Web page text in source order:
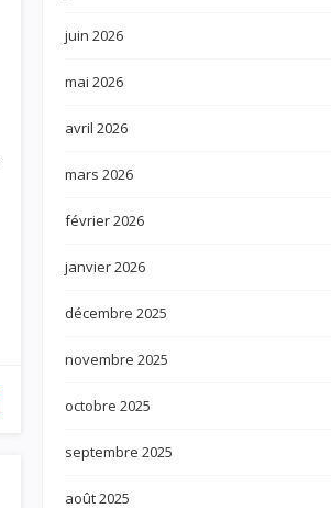
juin 2026
mai 2026
avril 2026
mars 2026
février 2026
janvier 2026
décembre 2025
novembre 2025
octobre 2025
septembre 2025
août 2025